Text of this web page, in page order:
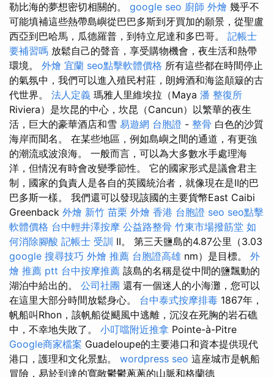
勒比海的夢想密切相關的。 google seo 廚師 外燴 幾乎不
可能填補這些熱帶島嶼從巴巴多斯到牙買加的願景，從聖盧
西亞到巴哈馬，瓜德羅普，到特立尼達和多巴哥。 記帳士
要補習嗎 放鬆自己的聲音，享受購物機會，夜生活和熱帶
環境。 外燴 宜蘭 seo點擊軟體價格 所有這些都在時間停止
的氣氛中，我們可以進入殖民村莊，朗姆酒和海盜顛簸的古
代世界。 法人定義 瑪雅人里維埃拉（Maya 潘 整復所
Riviera）是坎昆的中心，坎昆（Cancun）以繁華的夜生
活，巨大的豪華酒店和雪 易遊網 台胞證 - 整骨 白色的沙質
海岸而聞名。 在某些地區，例如島嶼之間的通道，有更強
的潮流或波浪海。 一般而言，可以為大多數水手處理海
洋，但情況有時會改變季節性。 它的國家形式是議會君主
制，國家的負責人是各自的英國統治者，就像現在是II的巴
巴多斯一樣。 我們還可以發現該國的主要貨幣East Caibi
Greenback 外燴 新竹 苗栗 外燴 香港 台胞證 seo seo點擊
軟體價格 台中輕井澤按摩 公益路整骨 竹東市場撥筋堂 如
何消除腳酸 記帳士 受訓 II。 第三天鹽島的4.87公里（3.03
google 搜尋技巧 外燴 推薦 台胞證高雄 nm）是目標。 外
燴 推薦 ptt 台中按摩推薦 該島的名稱是從中間的鹽飄動的
湖泊中給出的。 公司社團 還有一個迷人的小海灘，您可以
在這里大部分時間放鬆身心。 台中泰式按摩排毒 1867年，
帆船叫Rhon，該帆船從颶風中逃離，沉沒在死胸的岩石礁
中，不幸地失敗了。 小叮噹附近推拿 Pointe-à-Pitre
Google商家檔案 Guadeloupe的主要港口和資本提供現代
港口，護理和文化景點。 wordpress seo 這座城市是帆船
冒險，易於到達的寬敞鬱鬱蔥蔥的山脈和格蘭德